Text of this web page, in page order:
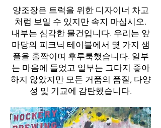
양조장은 트럭을 위한 디자이너 차고
처럼 보일 수 있지만 속지 마십시오.
내부는 심각한 물건입니다. 우리는 앞
마당의 피크닉 테이블에서 몇 가지 샘
플을 홀짝이며 후루룩했습니다. 일부
는 마음에 들었고 일부는 그다지 좋아
하지 않았지만 모든 거품의 품질, 다양
성 및 기교에 감탄했습니다.